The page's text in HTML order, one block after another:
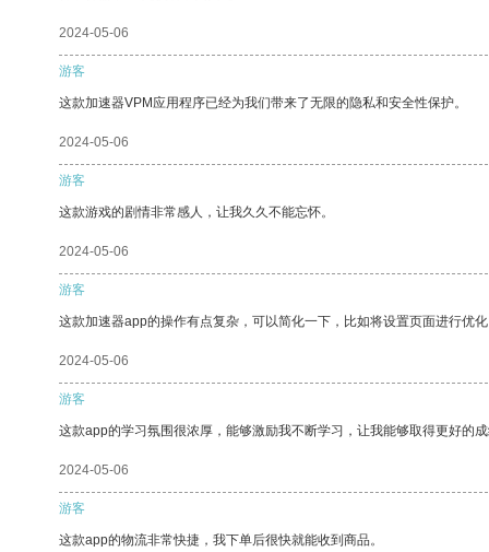
2024-05-06
游客
这款加速器VPM应用程序已经为我们带来了无限的隐私和安全性保护。
2024-05-06
游客
这款游戏的剧情非常感人，让我久久不能忘怀。
2024-05-06
游客
这款加速器app的操作有点复杂，可以简化一下，比如将设置页面进行优
2024-05-06
游客
这款app的学习氛围很浓厚，能够激励我不断学习，让我能够取得更好的
2024-05-06
游客
这款app的物流非常快捷，我下单后很快就能收到商品。